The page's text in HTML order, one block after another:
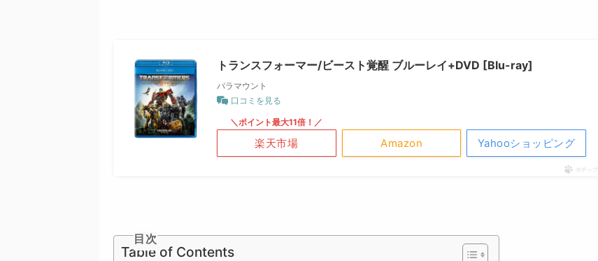
トランスフォーマー/ビースト覚醒 ブルーレイ+DVD [Blu-ray]
パラマウント
口コミを見る
Amazon
＼ポイント最大11倍！／
楽天市場 Yahooショッピング
ポチップ
目次
Table of Contents